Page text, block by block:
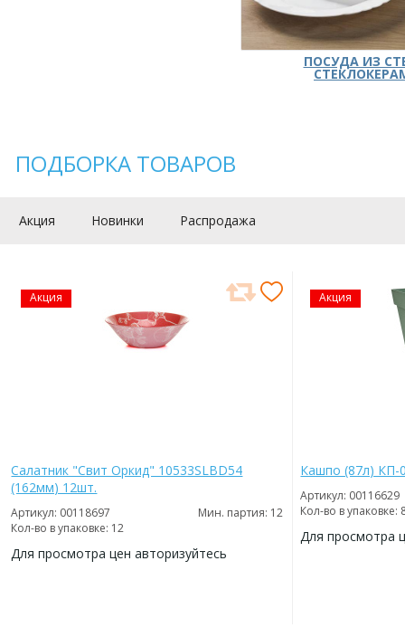
ПОСУДА ИЗ
ПОДБОРКА ТОВАРОВ
Акция Новинки Распродажа
Акция
Салатник "Свит Оркид" 10533SLBD54
(162мм) 12шт.
Артикул: 00118697
Мин. партия: 12
Кол-во в упаковке: 12
Для просмотра цен авторизуйтесь
Акция
Кашпо (87л) КП-
Артикул: 00116629
Кол-во в упаковке:
Для просмотра